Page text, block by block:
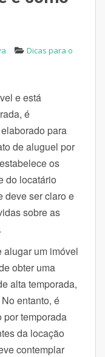
Dicas para o
e está
é
para
de aluguel por
os
do locatário
deve ser claro e
sobre as
alugar um imóvel
obter uma
alta temporada,
entanto, é
por temporada
da locação
contemplar